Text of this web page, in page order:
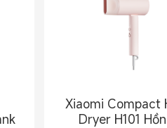
Xiaomi Compact
Dryer H101